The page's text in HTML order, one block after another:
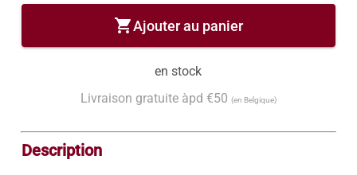
shopping_cartAjouter au panier
en stock
Livraison gratuite àpd €50 (en Belgique)
Description